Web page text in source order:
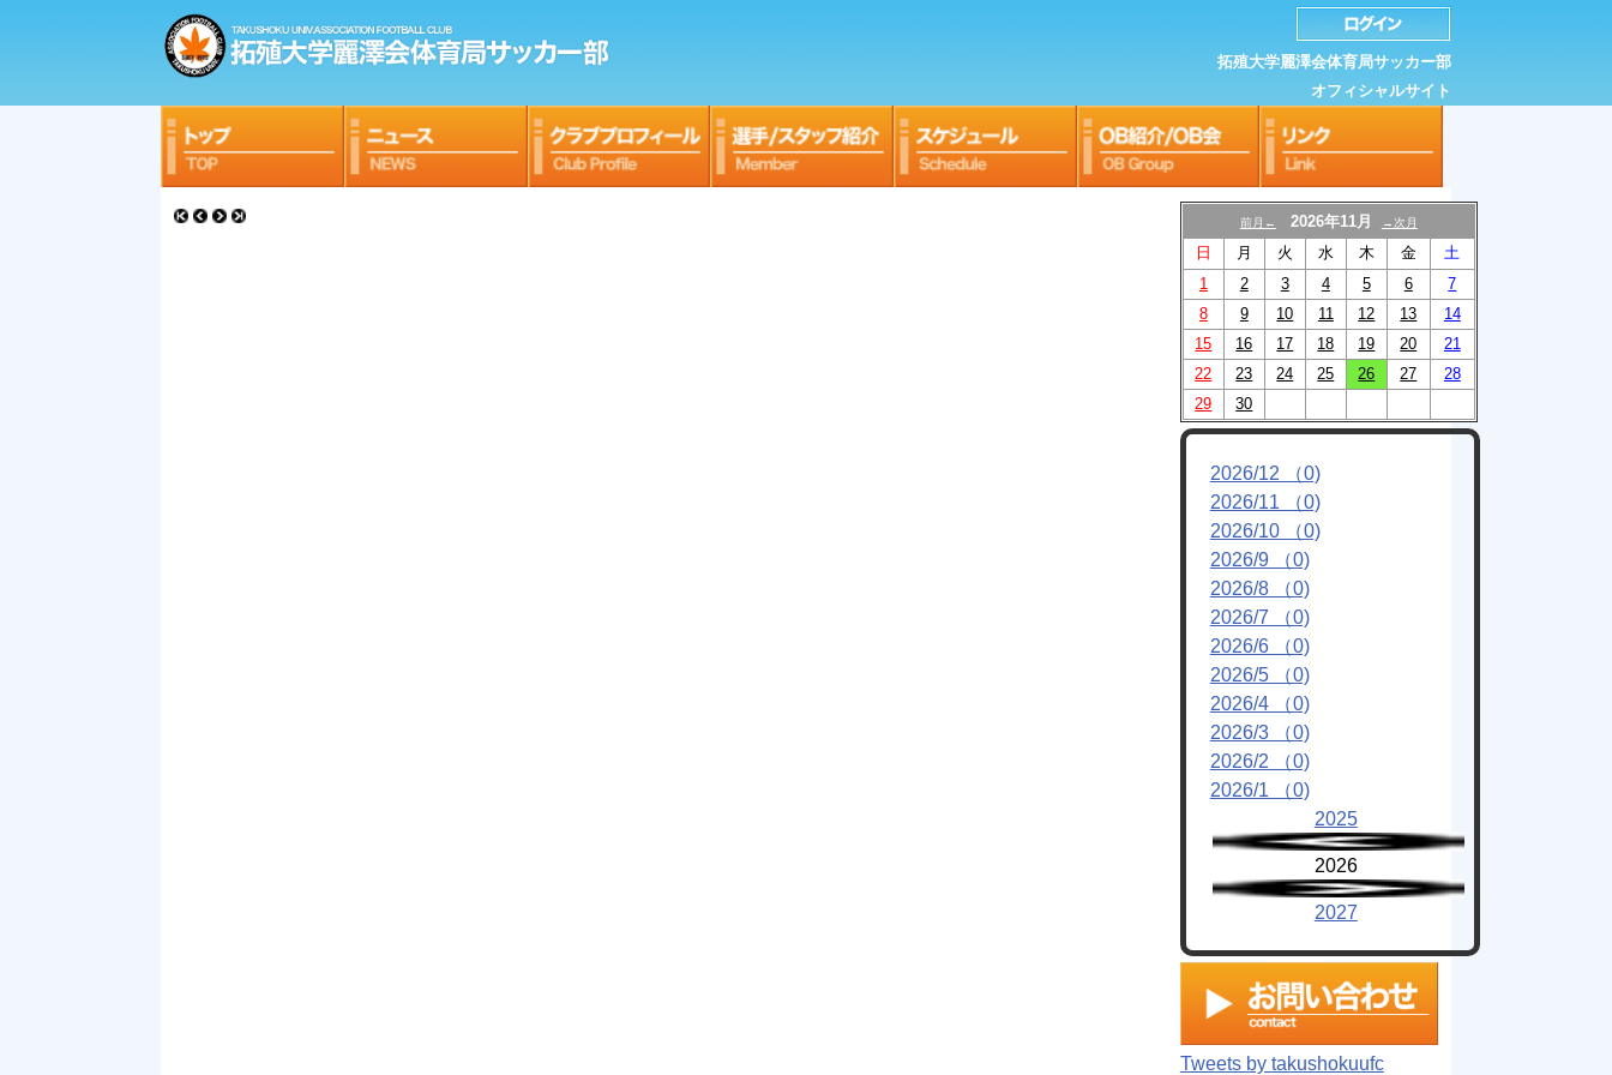
拓殖大学麗澤会体育局サッカー部
オフィシャルサイト
前月← 2026年11月 →次月
日 月 火 水 木 金
土
1
2 3 4 5 6
7
8
9 10 11 12 13
14
15
16 17 18 19 20
21
22
23 24 25 26 27
28
29
30
2026/12 （0)
2026/11 （0)
2026/10 （0)
2026/9 （0)
2026/8 （0)
2026/7 （0)
2026/6 （0)
2026/5 （0)
2026/4 （0)
2026/3 （0)
2026/2 （0)
2026/1 （0)
2025
2026
2027
Tweets by takushokuufc